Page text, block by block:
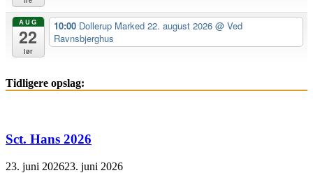
AUG
22
lør
10:00 Dollerup Marked 22. august 2026 @ Ved
Ravnsbjerghus
Tidligere opslag:
Sct. Hans 2026
23. juni 202623. juni 2026